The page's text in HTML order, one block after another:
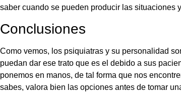
saber cuando se pueden producir las situaciones
Conclusiones
Como vemos, los psiquiatras y su personalidad
puedan dar ese trato que es el debido a sus
ponemos en manos, de tal forma que nos
sabes, valora bien las opciones antes de tomar